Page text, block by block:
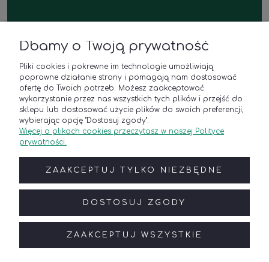
Polana u Barana
Sklep z roślinami i kwiaciarnia
ul. Platynowa 21,
62-052 Komorniki k. Poznania
Godziny otwarcia
poniedziałek - piątek: 8:00–18:00
sobota: 9:00–17:00
Telefon:(+48) 788 835 250
E-mail: online@polanaubarana.pl
Roślinne aranżacje wnętrz
Telefon:(+48) 791 300 955
Dbamy o Twoją prywatność
Pliki cookies i pokrewne im technologie umożliwiają
poprawne działanie strony i pomagają nam dostosować
ofertę do Twoich potrzeb. Możesz zaakceptować
wykorzystanie przez nas wszystkich tych plików i przejść do
sklepu lub dostosować użycie plików do swoich preferencji,
wybierając opcję "Dostosuj zgody".
Więcej o plikach cookies przeczytasz w naszej Polityce
prywatności.
ZAAKCEPTUJ TYLKO NIEZBĘDNE
DOSTOSUJ ZGODY
ZAAKCEPTUJ WSZYSTKIE